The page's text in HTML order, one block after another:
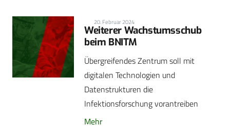
20. Februar 2024
Weiterer Wachstumsschub
beim BNITM
Übergreifendes Zentrum soll mit
digitalen Technologien und
Datenstrukturen die
Infektionsforschung vorantreiben
Mehr